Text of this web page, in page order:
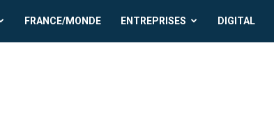
FRANCE/MONDE ENTREPRISES DIGITAL